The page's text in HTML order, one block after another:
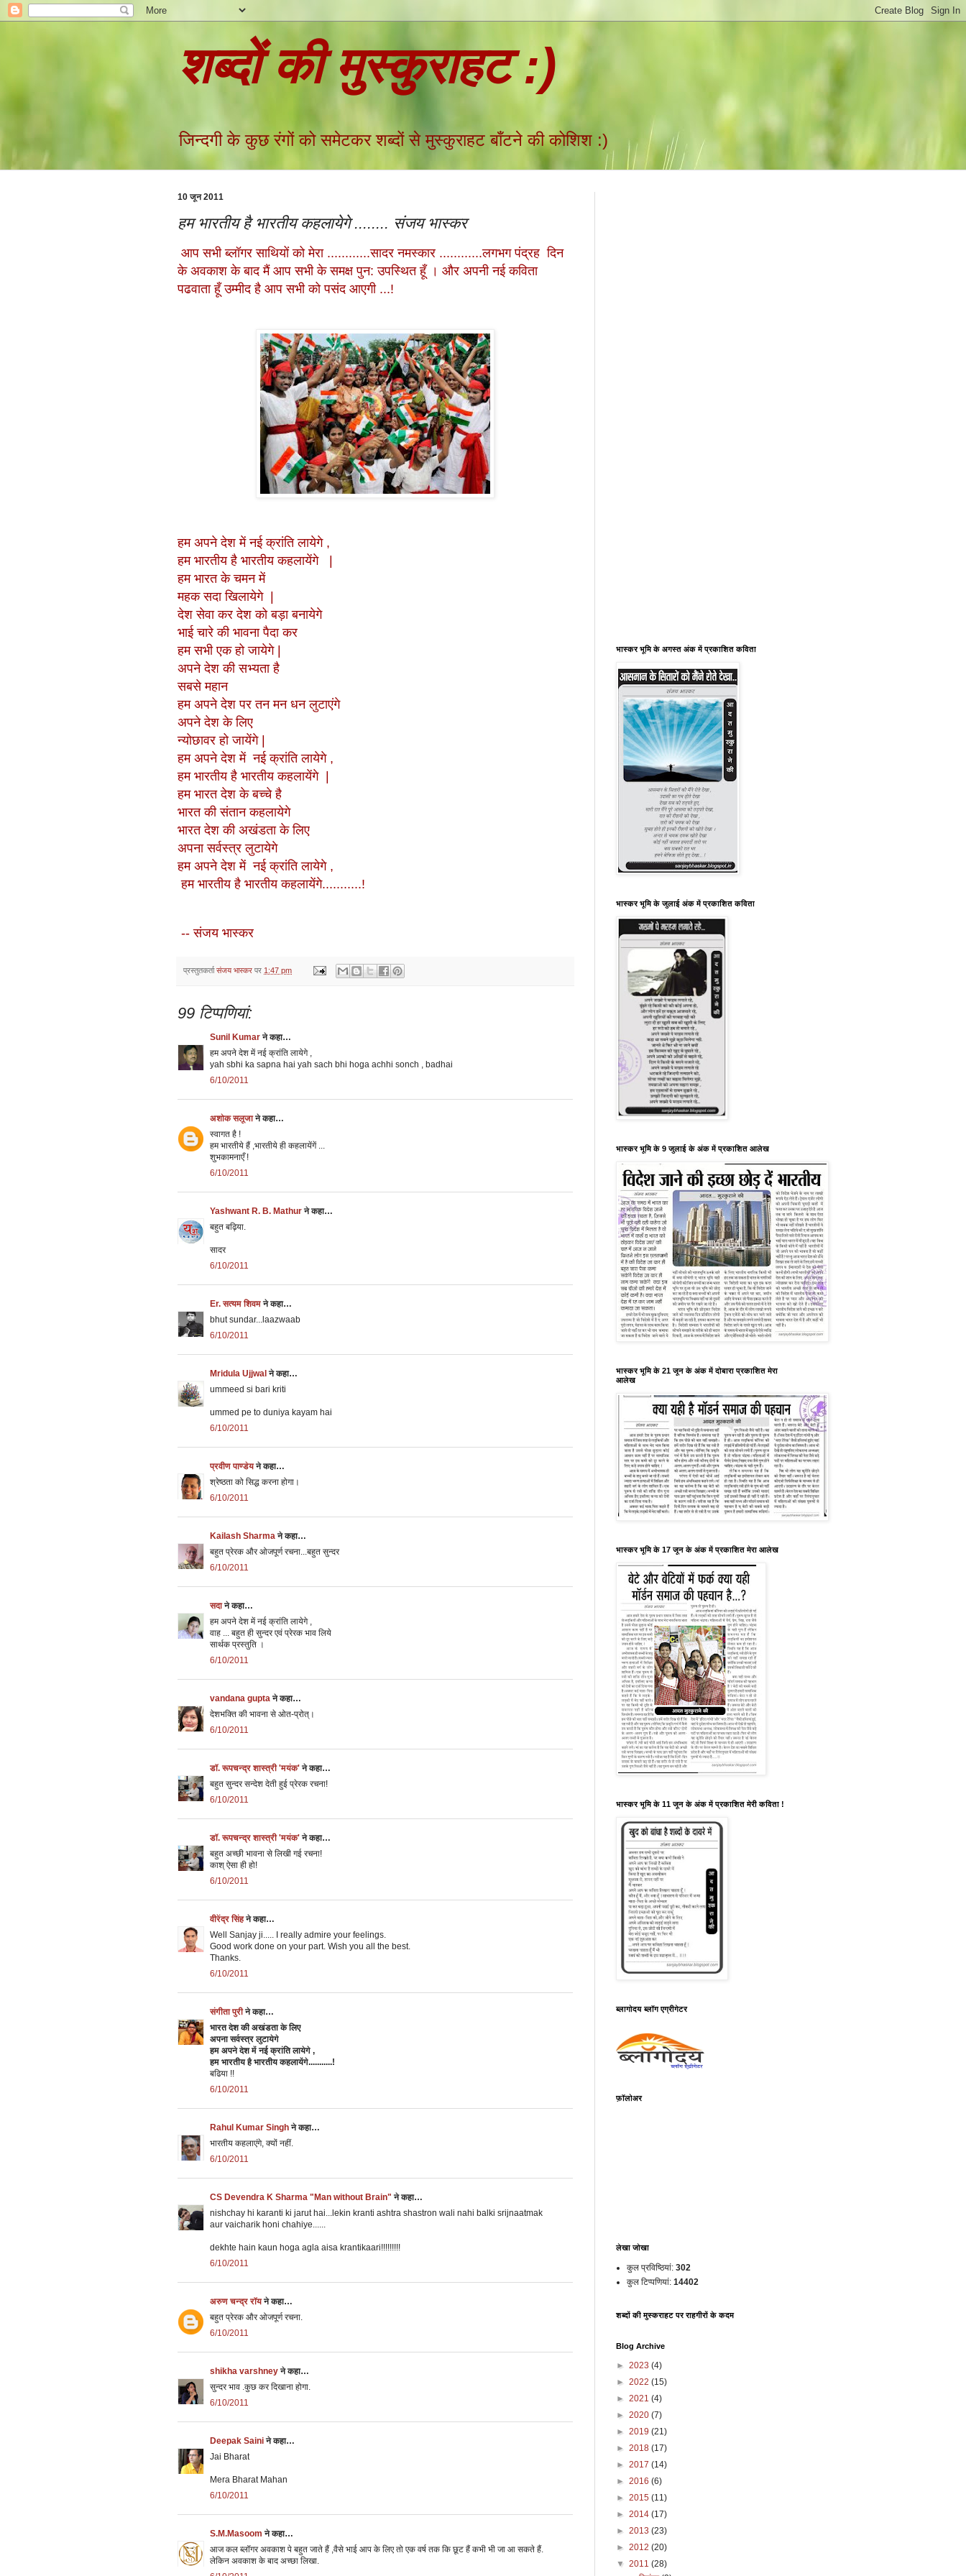
शब्दों की मुस्कुराहट :)
जिन्दगी के कुछ रंगों को समेटकर शब्दों से मुस्कुराहट बाँटने की कोशिश :)
10 जून 2011
हम भारतीय है भारतीय कहलायेगे ........ संजय भास्कर
आप सभी ब्लॉगर साथियों को मेरा ............सादर नमस्कार ............लगभग पंद्रह दिन
के अवकाश के बाद मैं आप सभी के समक्ष पुन: उपस्थित हूँ । और अपनी नई कविता
पढवाता हूँ उम्मीद है आप सभी को पसंद आएगी ...!
हम अपने देश में नई क्रांति लायेगे ,
हम भारतीय है भारतीय कहलायेंगे
|
हम भारत के चमन में
महक सदा खिलायेगे |
देश सेवा कर देश को बड़ा बनायेगे
भाई चारे की भावना पैदा कर
हम सभी एक हो जायेगे |
अपने देश की सभ्यता है
सबसे महान
हम अपने देश पर तन मन धन लुटाएंगे
अपने देश के लिए
न्योछावर हो जायेंगे |
हम अपने देश में नई क्रांति लायेगे ,
हम भारतीय है भारतीयकहलायेंगे|
हम भारत देश के बच्चे है
भारत की संतान कहलायेगे
भारत देश की अखंडता के लिए
अपना सर्वस्त्र लुटायेगे
हम अपने देश में नई क्रांति लायेगे ,
हम भारतीय है भारतीयकहलायेंगे...........!
-- संजय भास्कर
प्रस्तुतकर्तासंजय भास्‍कर पर 1:47 pm
99 टिप्‍पणियां:
Sunil Kumar ने कहा…
हम अपने देश में नई क्रांति लायेगे ,
yah sbhi ka sapna hai yah sach bhi hoga achhi sonch , badhai
6/10/2011
अशोक सलूजाने कहा…
स्वागत है !
हम भारतीये हैं ,भारतीये ही कहलायेंगें ...
शुभकामनाएँ !
6/10/2011
Yashwant R. B. Mathur ने कहा…
बहुत बढ़िया.
सादर
6/10/2011
Er. सत्यम शिवम ने कहा…
bhut sundar...laazwaab
6/10/2011
Mridula Ujjwal ने कहा…
ummeed si bari kriti
ummed pe to duniya kayam hai
6/10/2011
प्रवीण पाण्डेयने कहा…
श्रेष्ठता को सिद्ध करना होगा।
6/10/2011
Kailash Sharma ने कहा…
बहुत प्रेरक और ओजपूर्ण रचना...बहुत सुन्दर
6/10/2011
सदाने कहा…
हम अपने देश में नई क्रांति लायेगे ,
वाह ... बहुत ही सुन्‍दर एवं प्रेरक भाव लिये
सार्थक प्रस्‍तुति ।
6/10/2011
vandana gupta ने कहा…
देशभक्ति की भावना से ओत-प्रोत्।
6/10/2011
डॉ. रूपचन्द्र शास्त्री 'मयंक' ने कहा…
बहुत सुन्दर सन्देश देती हुई प्रेरक रचना!
6/10/2011
डॉ. रूपचन्द्र शास्त्री 'मयंक' ने कहा…
बहुत अच्छी भावना से लिखी गई रचना!
काश् ऐसा ही हो!
6/10/2011
वीरेंद्र सिंहने कहा…
Well Sanjay ji..... I really admire your feelings.
Good work done on your part. Wish you all the best.
Thanks.
6/10/2011
संगीता पुरीने कहा…
भारत देश की अखंडता के लिए
अपना सर्वस्त्र लुटायेगे
हम अपने देश में नई क्रांति लायेगे ,
हम भारतीय है भारतीय कहलायेंगे...........!
बढिया !!
6/10/2011
Rahul Kumar Singh ने कहा…
भारतीय कहलाएंगे, क्‍यों नहीं.
6/10/2011
CS Devendra K Sharma "Man without Brain" ने कहा…
nishchay hi karanti ki jarut hai...lekin kranti ashtra shastron wali nahi balki srijnaatmak
aur vaicharik honi chahiye......
dekhte hain kaun hoga agla aisa krantikaari!!!!!!!!!
6/10/2011
अरुण चन्द्र रॉयने कहा…
बहुत प्रेरक और ओजपूर्ण रचना.
6/10/2011
shikha varshney ने कहा…
सुन्दर भाव .कुछ कर दिखाना होगा.
6/10/2011
Deepak Saini ने कहा…
Jai Bharat
Mera Bharat Mahan
6/10/2011
S.M.Masoom ने कहा…
आज कल ब्लॉगर अवकाश पे बहुत जाते हैं ,वैसे भाई आप के लिए तो एक वर्ष तक कि छूट हैं कभी भी जा आ सकते हैं.
लेकिन अवकाश के बाद अच्छा लिखा.
भास्कर भूमि के अगस्त अंक में प्रकाशित कविता
भास्कर भूमि के जुलाई अंक में प्रकाशित कविता
भास्कर भूमि के 9 जुलाई के अंक में प्रकाशित आलेख
भास्कर भूमि के 21 जून के अंक में दोबारा प्रकाशित मेरा
आलेख
भास्कर भूमि के 17 जून के अंक में प्रकाशित मेरा आलेख
भास्कर भूमि के 11 जून के अंक में प्रकाशित मेरी कविता !
ब्लागोदय ब्लॉग एग्रीगेटर
फ़ॉलोअर
लेखा जोखा
कुल प्रविष्ठियां: 302
कुल टिप्पणियां: 14402
शब्दों की मुस्कराहट पर राहगीरों के कदम
Blog Archive
► 2023 (4)
► 2022 (15)
► 2021 (4)
► 2020 (7)
► 2019 (21)
► 2018 (17)
► 2017 (14)
► 2016 (6)
► 2015 (11)
► 2014 (17)
► 2013 (23)
► 2012 (20)
▼ 2011 (28)